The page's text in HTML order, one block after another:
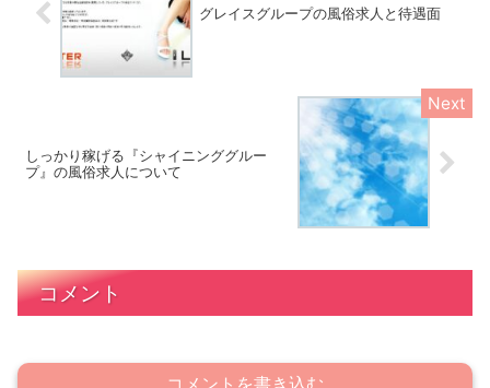
グレイスグループの風俗求人と待遇面
しっかり稼げる『シャイニンググルー
プ』の風俗求人について
コメント